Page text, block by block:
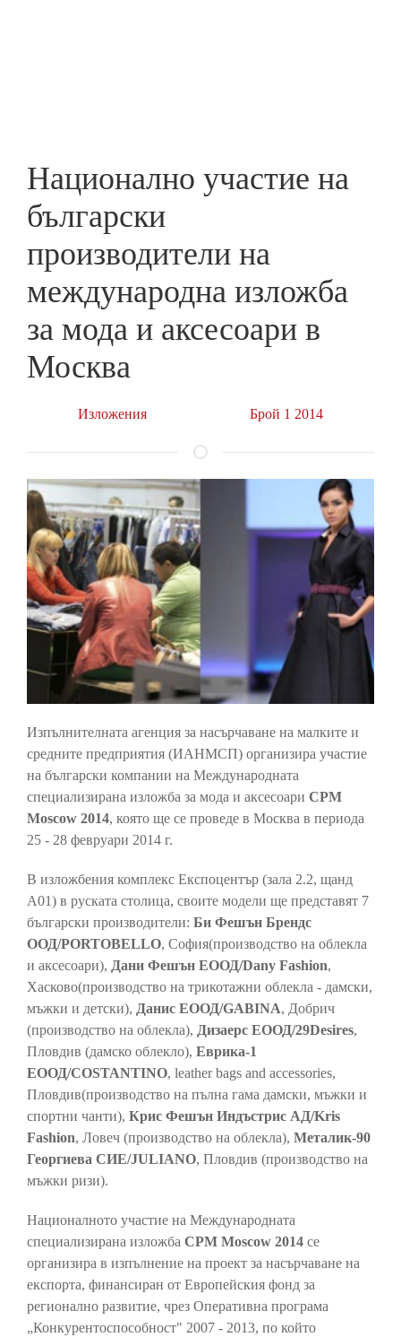
Национално участие на
български
производители на
международна изложба
за мода и аксесоари в
Москва
Изложения Брой 1 2014
Изпълнителната агенция за насърчаване на малките и
средните предприятия (ИАНМСП) организира участие
на български компании на Международната
специализирана изложба за мода и аксесоари CPM
Moscow 2014, която ще се проведе в Москва в периода
25 - 28 февруари 2014 г.
В изложбения комплекс Експоцентър (зала 2.2, щанд
А01) в руската столица, своите модели ще представят 7
български производители: Би Фешън Брендс
ООД/PORTOBELLO, София(производство на облекла
и аксесоари), Дани Фешън ЕООД/Dany Fashion,
Хасково(производство на трикотажни облекла - дамски,
мъжки и детски), Данис ЕООД/GABINA, Добрич
(производство на облекла), Дизаерс ЕООД/29Desires,
Пловдив (дамско облекло), Еврика-1
ЕООД/COSTANTINO, leather bags and accessories,
Пловдив(производство на пълна гама дамски, мъжки и
спортни чанти), Крис Фешън Индъстрис АД/Kris
Fashion, Ловеч (производство на облекла), Металик-90
Георгиева СИЕ/JULIANO, Пловдив (производство на
мъжки ризи).
Националното участие на Международната
специализирана изложба CPM Moscow 2014 се
организира в изпълнение на проект за насърчаване на
експорта, финансиран от Европейския фонд за
регионално развитие, чрез Оперативна програма
„Конкурентоспособност" 2007 - 2013, по който